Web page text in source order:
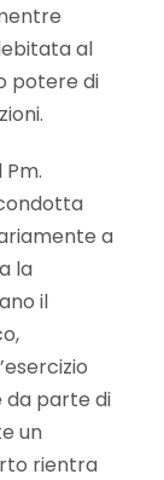
al
potere di
a
la
il
da parte di
un
rientra